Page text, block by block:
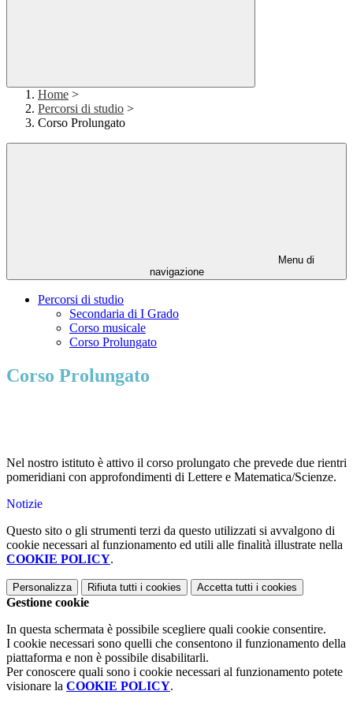
Home >
Percorsi di studio >
Corso Prolungato
Menu di
navigazione
Percorsi di studio
Secondaria di I Grado
Corso musicale
Corso Prolungato
Corso Prolungato
Nel nostro istituto è attivo il corso prolungato che prevede due rientri
pomeridiani con approfondimenti di Lettere e Matematica/Scienze.
Notizie
Questo sito o gli strumenti terzi da questo utilizzati si avvalgono di
cookie necessari al funzionamento ed utili alle finalità illustrate nella
COOKIE POLICY.
Personalizza Rifiuta tutti i cookies Accetta tutti i cookies
Gestione cookie
In questa schermata è possibile scegliere quali cookie consentire.
I cookie necessari sono quelli che consentono il funzionamento della
piattaforma e non è possibile disabilitarli.
Per conoscere quali sono i cookie necessari al funzionamento potete
visionare la COOKIE POLICY.